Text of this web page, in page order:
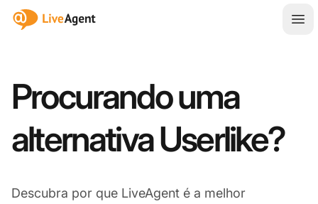
:site.title
Procurando uma
alternativa Userlike?
Descubra por que LiveAgent é a melhor